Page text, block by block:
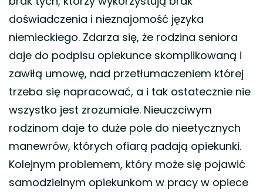
doświadczenia i nieznajomość języka
niemieckiego. Zdarza się, że rodzina seniora
daje do podpisu opiekunce skomplikowaną i
zawiłą umowę, nad przetłumaczeniem której
trzeba się napracować, a i tak ostatecznie nie
wszystko jest zrozumiałe. Nieuczciwym
rodzinom daje to duże pole do nieetycznych
manewrów, których ofiarą padają opiekunki.
Kolejnym problemem, który może się pojawić
samodzielnym opiekunkom w pracy w opiece